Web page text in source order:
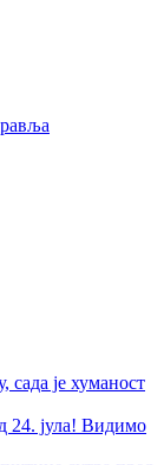
сада је хуманост
24. јула! Видимо